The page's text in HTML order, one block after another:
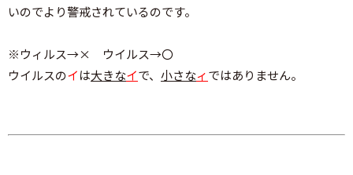
いのでより警戒されているのです。
※ウィルス→× ウイルス→〇
ウイルスのイは大きなイで、 小さなィではありません。